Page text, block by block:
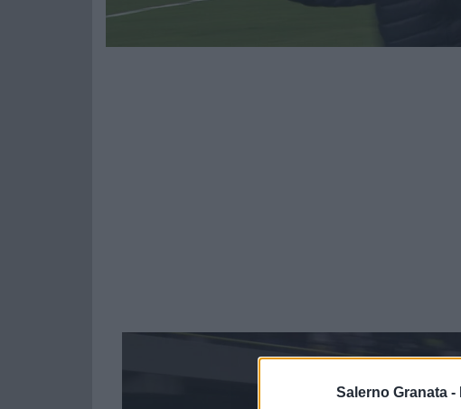
Salerno Granata -